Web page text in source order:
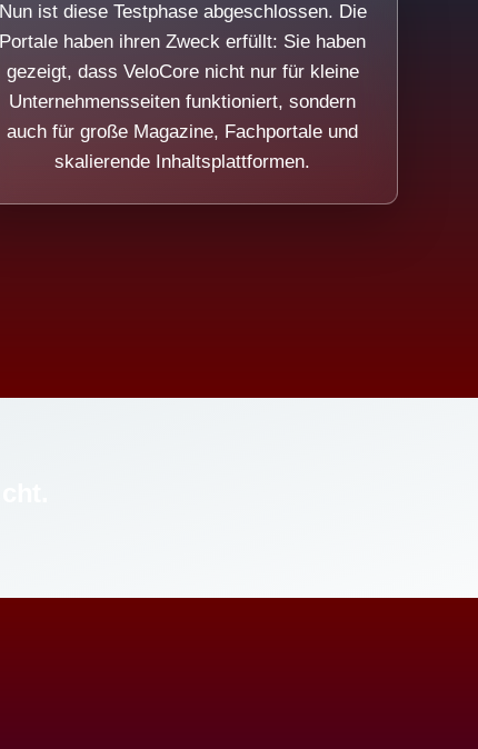
Nun ist diese Testphase abgeschlossen. Die
Portale haben ihren Zweck erfüllt: Sie haben
gezeigt, dass VeloCore nicht nur für kleine
Unternehmensseiten funktioniert, sondern
auch für große Magazine, Fachportale und
skalierende Inhaltsplattformen.